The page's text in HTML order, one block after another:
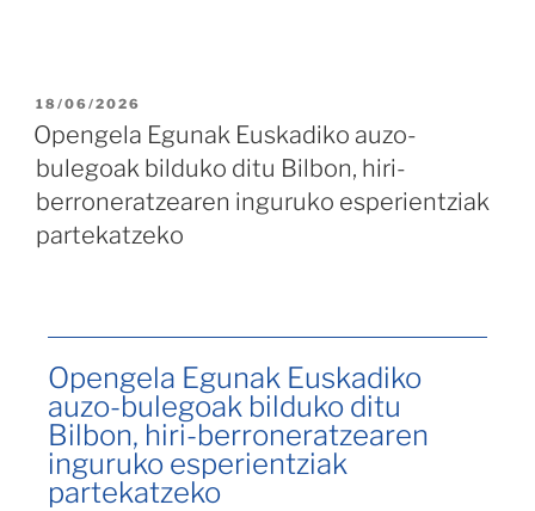
18/06/2026
Opengela Egunak Euskadiko auzo-
bulegoak bilduko ditu Bilbon, hiri-
berroneratzearen inguruko esperientziak
partekatzeko
Opengela Egunak Euskadiko
auzo-bulegoak bilduko ditu
Bilbon, hiri-berroneratzearen
inguruko esperientziak
partekatzeko